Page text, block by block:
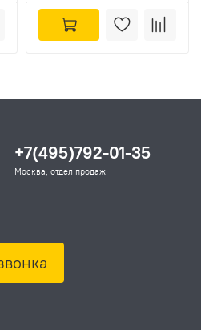
+7(495)792-01-35
Москва, отдел продаж